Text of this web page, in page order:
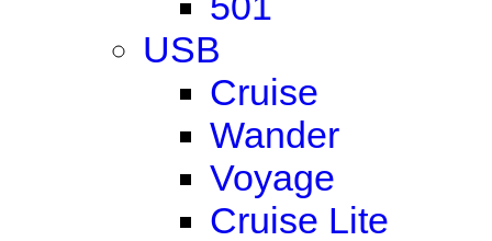
USB
Cruise
Wander
Voyage
Cruise Lite